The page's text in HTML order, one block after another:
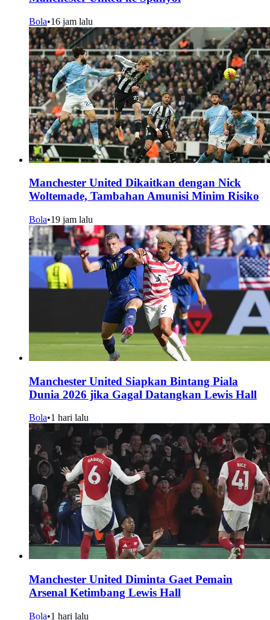
Bola•16 jam lalu
Manchester United Dikaitkan dengan Nick
Woltemade, Tambahan Amunisi Minim Risiko
Bola•19 jam lalu
Manchester United Siapkan Bintang Piala
Dunia 2026 jika Gagal Datangkan Lewis Hall
Bola•1 hari lalu
Manchester United Diminta Gaet Pemain
Arsenal Ketimbang Lewis Hall
Bola•1 hari lalu